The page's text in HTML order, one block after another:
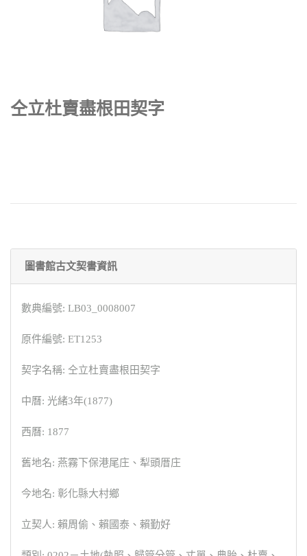
仝立杜賣盡根田契字
圖書館古文契書資訊
數典編號: LB03_0008007
原件編號: ET1253
契字名稱: 仝立杜賣盡根田契字
中曆: 光緒3年(1877)
西曆: 1877
舊地名: 燕霧下保港尾庄、犁頭厝庄
今地名: 彰化縣大村鄉
立契人: 賴周偷、賴國泰、賴勤好